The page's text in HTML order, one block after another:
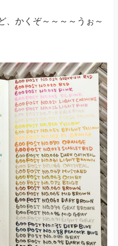
、かくぞ～～～～うぉ～